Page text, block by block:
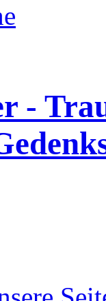
-